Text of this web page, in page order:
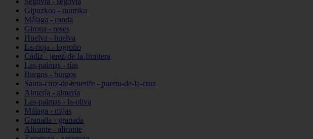
Gipuzkoa - mutriku
Málaga - ronda
Girona - roses
Huelva - huelva
La-rioja - logroño
Cádiz - jerez-de-la-frontera
Las-palmas - tías
Burgos - burgos
Santa-cruz-de-tenerife - puerto-de-la-cruz
Almería - almería
Las-palmas - la-oliva
Málaga - mijas
Granada - granada
Alicante - alicante